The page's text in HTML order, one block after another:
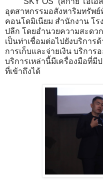
อุตสาหกรรมอสังหาริมทรัพ
คอนโดมิเนียม สำนักงาน โ
ปลีก โดยอำนวยความสะดว
เป็นท่าเชื่อมต่อไปยังบริกา
การเก็บและจ่ายเงิน บริกา
บริการเหล่านี้มีเครื่องมือที่มี
ที่เข้าถึงได้